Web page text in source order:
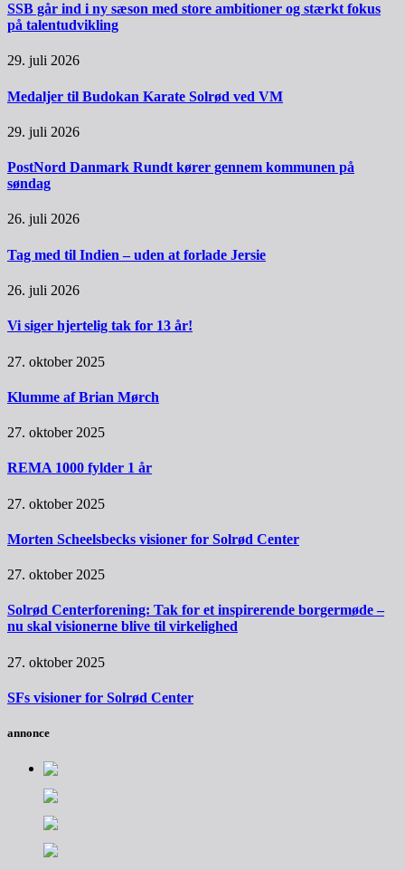
SSB går ind i ny sæson med store ambitioner og stærkt fokus
på talentudvikling
29. juli 2026
Medaljer til Budokan Karate Solrød ved VM
29. juli 2026
PostNord Danmark Rundt kører gennem kommunen på
søndag
26. juli 2026
Tag med til Indien – uden at forlade Jersie
26. juli 2026
Vi siger hjertelig tak for 13 år!
27. oktober 2025
Klumme af Brian Mørch
27. oktober 2025
REMA 1000 fylder 1 år
27. oktober 2025
Morten Scheelsbecks visioner for Solrød Center
27. oktober 2025
Solrød Centerforening: Tak for et inspirerende borgermøde –
nu skal visionerne blive til virkelighed
27. oktober 2025
SFs visioner for Solrød Center
annonce